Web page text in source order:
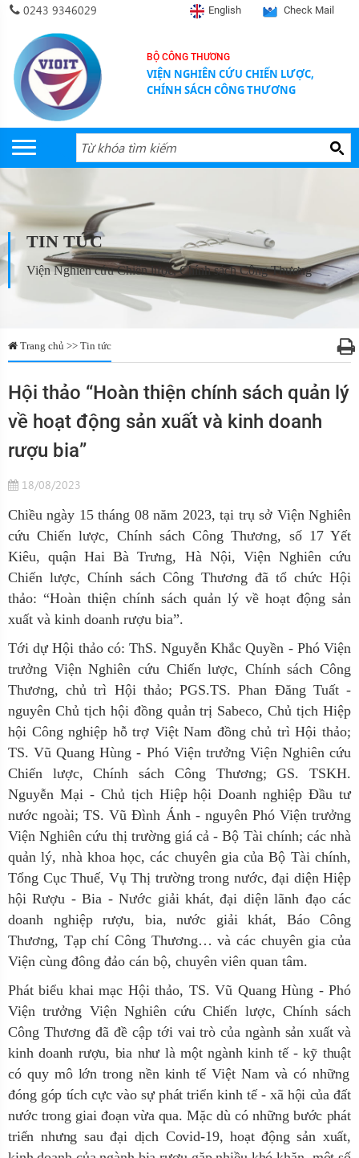
0243 9346029 English Check Mail
BỘ CÔNG THƯƠNG
VIỆN NGHIÊN CỨU CHIẾN LƯỢC,
CHÍNH SÁCH CÔNG THƯƠNG
TIN TỨC
Viện Nghiên cứu Chiến lược, Chính sách Công Thương
Trang chủ >> Tin tức
Hội thảo “Hoàn thiện chính sách quản lý
về hoạt động sản xuất và kinh doanh
rượu bia”
18/08/2023
Chiều ngày 15 tháng 08 năm 2023, tại trụ sở Viện Nghiên
cứu Chiến lược, Chính sách Công Thương, số 17 Yết
Kiêu, quận Hai Bà Trưng, Hà Nội, Viện Nghiên cứu
Chiến lược, Chính sách Công Thương đã tổ chức Hội
thảo: “Hoàn thiện chính sách quản lý về hoạt động sản
xuất và kinh doanh rượu bia”.
Tới dự Hội thảo có: ThS. Nguyễn Khắc Quyền - Phó Viện
trưởng Viện Nghiên cứu Chiến lược, Chính sách Công
Thương, chủ trì Hội thảo; PGS.TS. Phan Đăng Tuất -
nguyên Chủ tịch hội đồng quản trị Sabeco, Chủ tịch Hiệp
hội Công nghiệp hỗ trợ Việt Nam đồng chủ trì Hội thảo;
TS. Vũ Quang Hùng - Phó Viện trưởng Viện Nghiên cứu
Chiến lược, Chính sách Công Thương; GS. TSKH.
Nguyễn Mại - Chủ tịch Hiệp hội Doanh nghiệp Đầu tư
nước ngoài; TS. Vũ Đình Ánh - nguyên Phó Viện trưởng
Viện Nghiên cứu thị trường giá cả - Bộ Tài chính; các nhà
quản lý, nhà khoa học, các chuyên gia của Bộ Tài chính,
Tổng Cục Thuế, Vụ Thị trường trong nước, đại diện Hiệp
hội Rượu - Bia - Nước giải khát, đại diện lãnh đạo các
doanh nghiệp rượu, bia, nước giải khát, Báo Công
Thương, Tạp chí Công Thương… và các chuyên gia của
Viện cùng đông đảo cán bộ, chuyên viên quan tâm.
Phát biểu khai mạc Hội thảo, TS. Vũ Quang Hùng - Phó
Viện trưởng Viện Nghiên cứu Chiến lược, Chính sách
Công Thương đã đề cập tới vai trò của ngành sản xuất và
kinh doanh rượu, bia như làmột ngành kinh tế - kỹ thuật
có quy mô lớn trong nền kinh tế Việt Nam và có những
đóng góp tích cựcvào sự phát triển kinh tế - xã hội củađất
nước trong giai đoạn vừa qua.Mặc dù có những bước phát
triển nhưng sau đại dịch Covid-19, hoạt động sản xuất,